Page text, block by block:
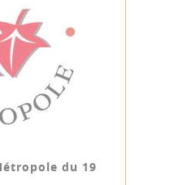
du 19